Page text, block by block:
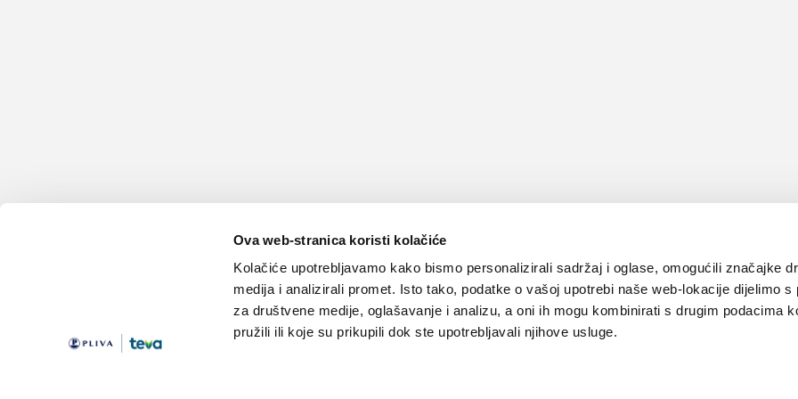
Ova web-stranica koristi kolačiće
Kolačiće upotrebljavamo kako bismo personalizirali sadržaj i oglase, omogućili značajke
medija i analizirali promet. Isto tako, podatke o vašoj upotrebi naše web-lokacije dijelimo s
za društvene medije, oglašavanje i analizu, a oni ih mogu kombinirati s drugim podacima
pružili ili koje su prikupili dok ste upotrebljavali njihove usluge.
Važne pravne